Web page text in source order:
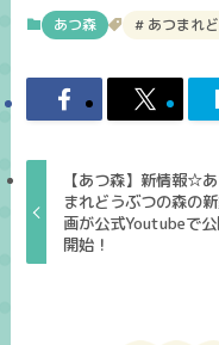
あつ森 あつまれ
【あつ森】新情報☆
まれどうぶつの森の
画が公式Youtubeで
開始！